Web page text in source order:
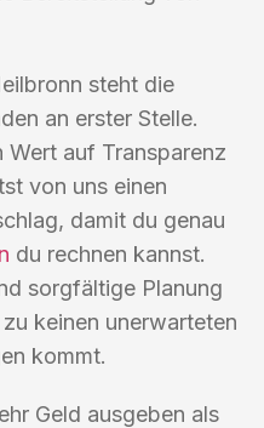
steht die
an erster Stelle.
auf Transparenz
von uns einen
damit du genau
du rechnen kannst.
sorgfältige Planung
keinen unerwarteten
kommt.
Geld ausgeben als